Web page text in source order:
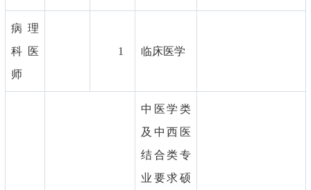
病理
科医
师
1 临床医学
中医学类
及中西医
结合类专
业要求硕